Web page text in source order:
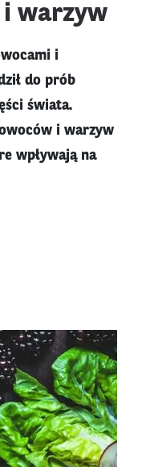
i warzyw
i
do prób
świata.
i warzyw
wpływają na